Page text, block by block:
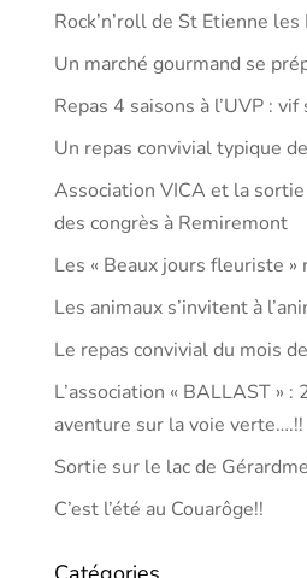
Rock’n’roll de St Etienne
Un marché gourmand se
Repas 4 saisons à l’UVP : vif
Un repas convivial typique
Association VICA et la
des congrès à Remiremont
Les « Beaux jours fleuriste »
Les animaux s’invitent à
Le repas convivial du mois
L’association « BALLAST » :
aventure sur la voie verte….!!
Sortie sur le lac de
C’est l’été au Couarôge!!